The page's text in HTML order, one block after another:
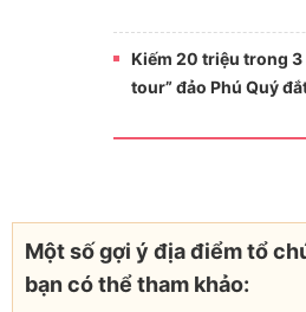
Kiếm 20 triệu trong 3
tour” đảo Phú Quý
Một số gợi ý địa điểm tổ
bạn có thể tham khảo: